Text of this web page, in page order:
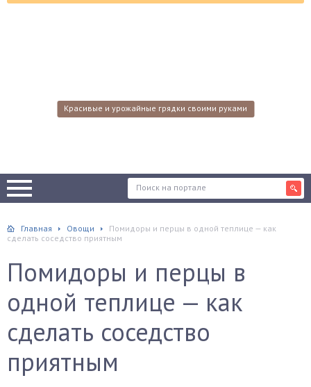
Красивые и урожайные грядки своими руками
Главная Овощи
Помидоры и перцы в одной теплице — как
сделать соседство приятным
Помидоры и перцы в
одной теплице — как
сделать соседство
приятным